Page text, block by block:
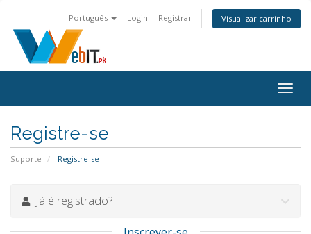
Português Login Registrar Visualizar carrinho
Registre-se
Suporte Registre-se
Já é registrado?